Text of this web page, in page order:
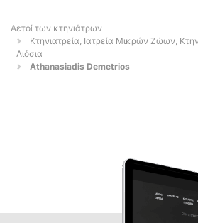
Αετοί των κτηνιάτρων
Κτηνιατρεία, Ιατρεία Μικρών Ζώων,
Λιόσια
Athanasiadis Demetrios